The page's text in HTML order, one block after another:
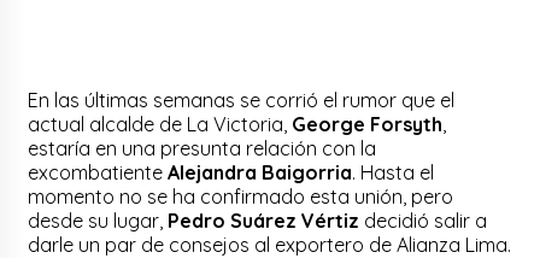
En las últimas semanas se corrió el rumor que el
actual alcalde de La Victoria, George Forsyth
estaría en una presunta relación con la
excombatienteAlejandra Baigorria. Hasta el
momento no se ha confirmado esta unión, pero
desde su lugar, Pedro Suárez Vértiz decidió salir a
darle un par de consejos al exportero de Alianza Lima.